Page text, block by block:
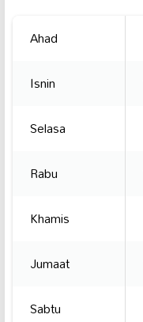
Ahad
Isnin
Selasa
Rabu
Khamis
Jumaat
Sabtu